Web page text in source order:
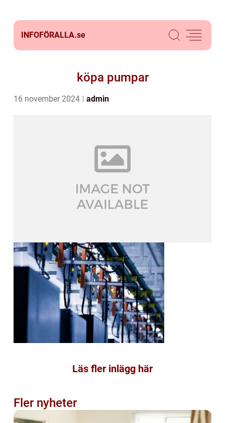
INFOFÖRALLA.se
köpa pumpar
16 november 2024 admin
Läs fler inlägg här
Fler nyheter